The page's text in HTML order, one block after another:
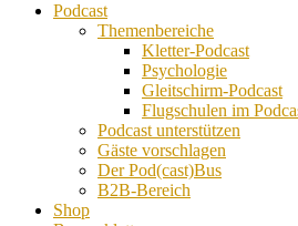
Podcast
Themenbereiche
Kletter-Podcast
Psychologie
Gleitschirm-Podcast
Flugschulen im
Podcast unterstützen
Gäste vorschlagen
Der Pod(cast)Bus
B2B-Bereich
Shop